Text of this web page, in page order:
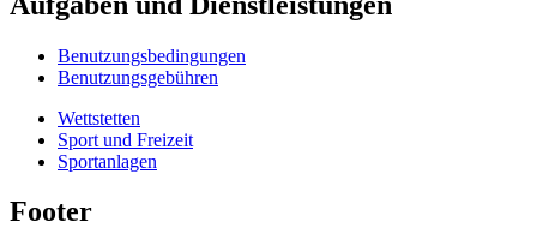
Benutzungsbedingungen
Benutzungsgebühren
Wettstetten
Sport und Freizeit
Sportanlagen
Footer